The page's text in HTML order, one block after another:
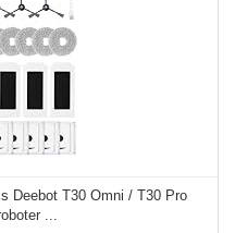
Deebot T30 Omni / T30 Pro
...